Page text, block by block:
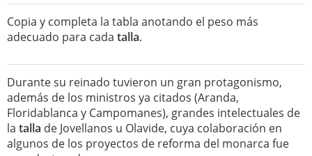
Copia y completa la tabla anotando el peso más
adecuado para cada talla.
Durante su reinado tuvieron un gran protagonismo,
además de los ministros ya citados (Aranda,
Floridablanca y Campomanes), grandes intelectuales de
la talla de Jovellanos u Olavide, cuya colaboración en
algunos de los proyectos de reforma del monarca fue